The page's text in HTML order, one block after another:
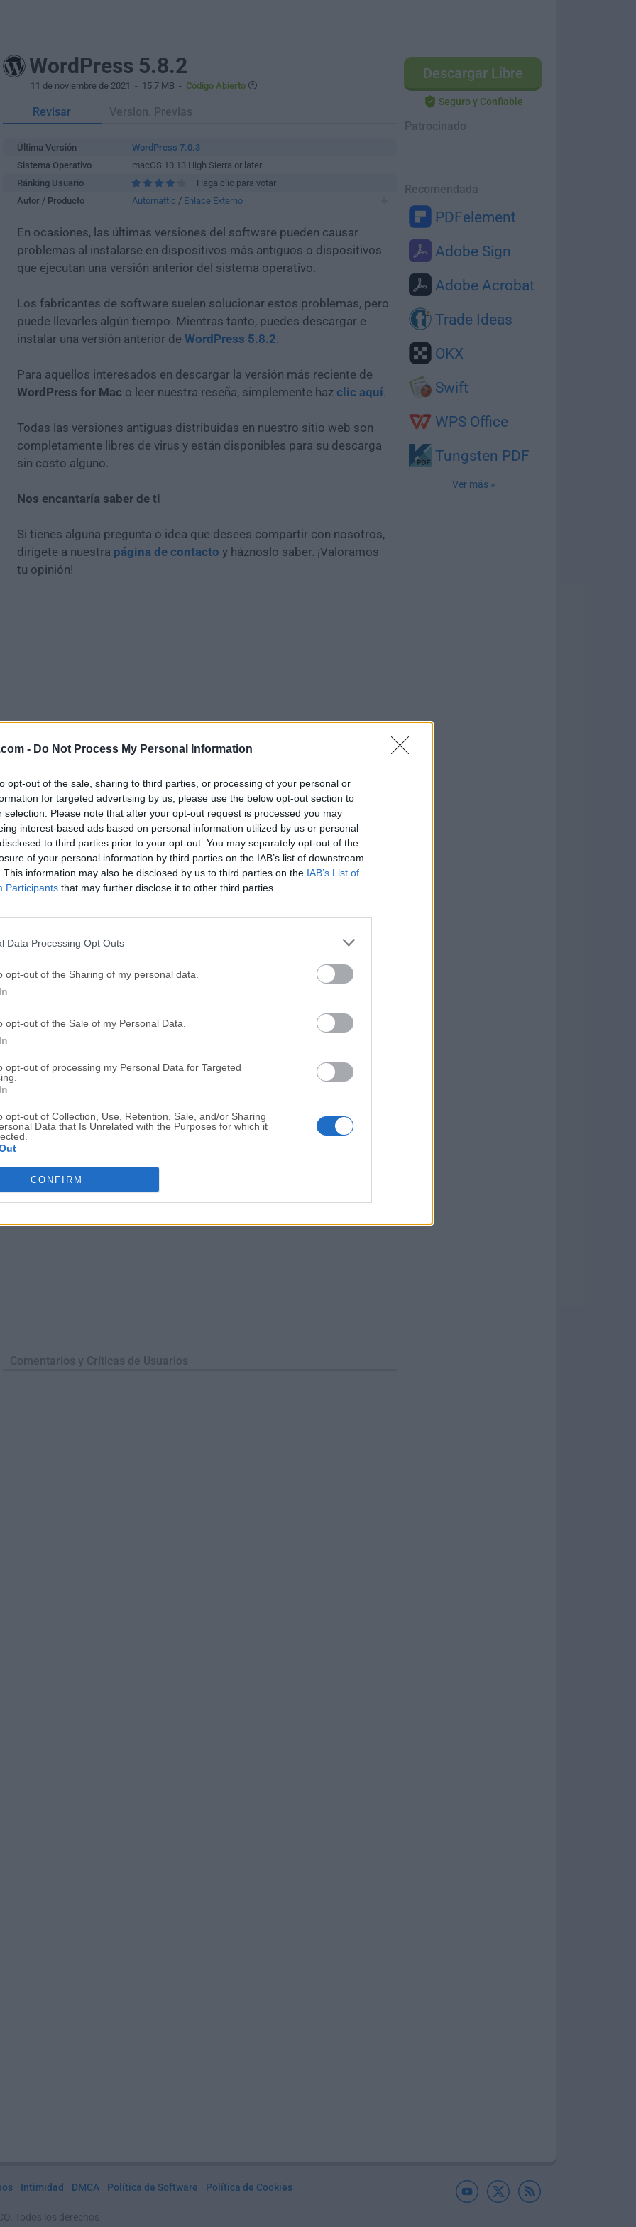
- Do Not Process My Personal Information
opt-out of the sale, sharing to third parties, or processing of your personal or
for targeted advertising by us, please use the below opt-out section to
selection. Please note that after your opt-out request is processed you may
interest-based ads based on personal information utilized by us or personal
to third parties prior to your opt-out. You may separately opt-out of the
of your personal information by third parties on the IAB’s list of downstream
This information may also be disclosed by us to third parties on the IAB’s List of
Participants that may further disclose it to other third parties.
Data Processing Opt Outs
opt-out of the Sharing of my personal data.
opt-out of the Sale of my Personal Data.
opt-out of processing my Personal Data for Targeted
opt-out of Collection, Use, Retention, Sale, and/or Sharing
Data that Is Unrelated with the Purposes for which it
CONFIRM
Descargar Libre
Seguro y Confiable
Patrocinado
Recomendada
PDFelement
Adobe Sign
Adobe Acrobat
Trade Ideas
OKX
Swift
WPS Office
Tungsten PDF
Ver más »
WordPress 5.8.2
11 de noviembre de 2021 - 15.7 MB - Código Abierto
Revisar Version. Previas
Última Versión
WordPress 7.0.3
Sistema Operativo
macOS 10.13 High Sierra or later
Ránking Usuario
Haga clic para votar
Autor / Producto
Automattic / Enlace Externo
En ocasiones, las últimas versiones del software pueden causar
problemas al instalarse en dispositivos más antiguos o dispositivos
que ejecutan una versión anterior del sistema operativo.
Los fabricantes de software suelen solucionar estos problemas, pero
puede llevarles algún tiempo. Mientras tanto, puedes descargar e
instalar una versión anterior de WordPress 5.8.2.
Para aquellos interesados en descargar la versión más reciente de
WordPress for Mac o leer nuestra reseña, simplemente haz clic aquí.
Todas las versiones antiguas distribuidas en nuestro sitio web son
completamente libres de virus y están disponibles para su descarga
sin costo alguno.
Nos encantaría saber de ti
Si tienes alguna pregunta o idea que desees compartir con nosotros,
dirígete a nuestra página de contacto y háznoslo saber. ¡Valoramos
tu opinión!
Descargar WordPress 5.8.2
¿Por qué se publica esta aplicación en FileHorse? (Más información
Top Descargas
OKX - Buy Bitcoin or Ethereum
Adobe Acrobat Pro 2026.001.21771
Malwarebytes 5.25.2 TradingView - Track All Markets
CleanMyMac X 5.2.10 AdGuard VPN for Mac 2.9.0
Software más Populares »
Comentarios y Críticas de Usuarios
Intimidad DMCA Política de Software
Política de Cookies
Todos los derechos